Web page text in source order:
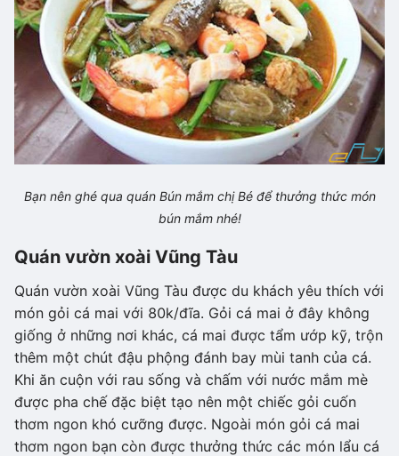
Bạn nên ghé qua quán Bún mắm chị Bé để thưởng thức món
bún mắm nhé!
Quán vườn xoài Vũng Tàu
Quán vườn xoài Vũng Tàu được du khách yêu thích với
món gỏi cá mai với 80k/đĩa. Gỏi cá mai ở đây không
giống ở những nơi khác, cá mai được tẩm ướp kỹ, trộn
thêm một chút đậu phộng đánh bay mùi tanh của cá.
Khi ăn cuộn với rau sống và chấm với nước mắm mè
được pha chế đặc biệt tạo nên một chiếc gỏi cuốn
thơm ngon khó cưỡng được. Ngoài món gỏi cá mai
thơm ngon bạn còn được thưởng thức các món lẩu cá